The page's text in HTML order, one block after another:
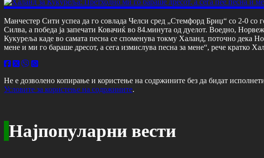
Манчестер Сити успеа да го совлада Челси сред „Стемфорд Бриџ“ со 2-0 со
Силва, а победа ја запечати Ковачиќ во 84.минута од дуелот. Воедно,
Кукуреља каде во самата песна се споменува токму Халанд, поточно дека
мене и ми го бараше дресот, а сега измислува песна за мене“, рече кратко
Не е дозволено копирање и користење на содржините без да бидат
Условите за користење на содржините.
Најпопуларни вести